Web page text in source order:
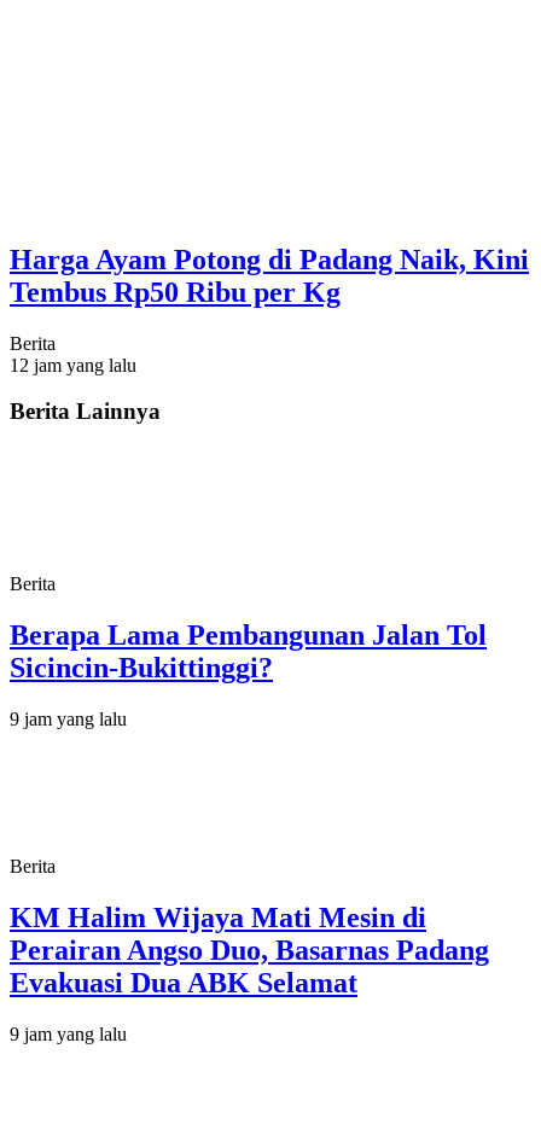
Harga Ayam Potong di Padang Naik, Kini
Tembus Rp50 Ribu per Kg
Berita
12 jam yang lalu
Berita Lainnya
Berita
Berapa Lama Pembangunan Jalan Tol
Sicincin-Bukittinggi?
9 jam yang lalu
Berita
KM Halim Wijaya Mati Mesin di
Perairan Angso Duo, Basarnas Padang
Evakuasi Dua ABK Selamat
9 jam yang lalu